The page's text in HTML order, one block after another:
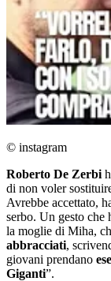
© instagram
Roberto De Zerbi
di non voler
Avrebbe accettato,
serbo. Un gesto
la moglie di Miha,
abbracciati,
giovani prendano
Giganti”.